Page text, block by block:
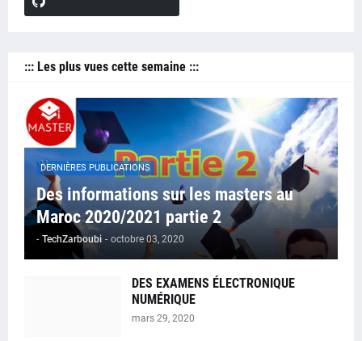
::: Les plus vues cette semaine :::
DERNIÈRES PUBLICATIONS
Des informations sur les masters au
Maroc 2020/2021 partie 2
- TechZarboubi - octobre 03, 2020
DES EXAMENS ÉLECTRONIQUE
NUMÉRIQUE
mars 29, 2020